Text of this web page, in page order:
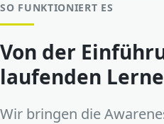
SO FUNKTIONIERT ES
Von der
laufenden
Wir bringen die